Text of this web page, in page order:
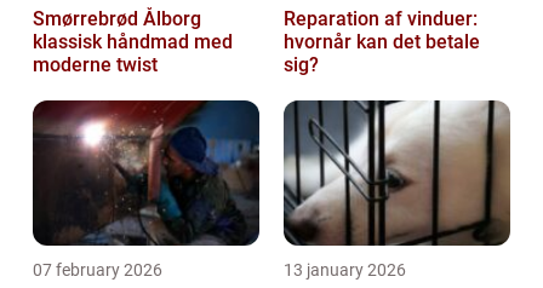
Smørrebrød Ålborg
klassisk håndmad med
moderne twist
Reparation af vinduer:
hvornår kan det betale
sig?
07 february 2026 13 january 2026